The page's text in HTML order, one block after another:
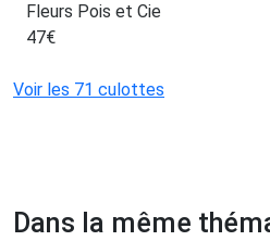
Fleurs Pois et Cie
47€
Voir les 71 culottes
Dans la même